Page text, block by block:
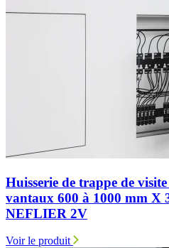
Huisserie de trappe de
vantaux 600 à 1000 mm X
NEFLIER 2V
Voir le produit